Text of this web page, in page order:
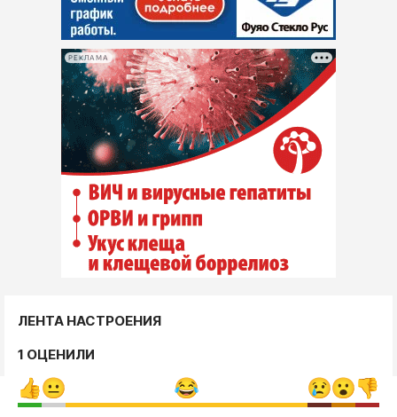
РЕКЛАМА
ЛЕНТА НАСТРОЕНИЯ
1 ОЦЕНИЛИ